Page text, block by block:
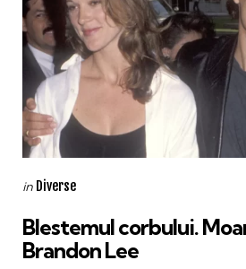
Categories
Posted
in Diverse
Blestemul corbului.
Brandon Lee